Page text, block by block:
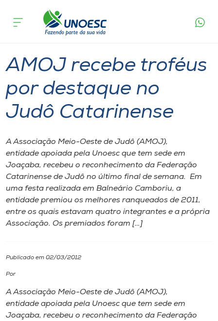
Cursos
Atendimento ao Estudante
Portal de Ensino
A
Internacionalização
Cultura
acontece
AMOJ recebe troféus
por destaque no
Judô Catarinense
A Associação Meio-Oeste de Judô (AMOJ),
entidade apoiada pela Unoesc que tem sede em
Joaçaba, recebeu o reconhecimento da Federação
Catarinense de Judô no último final de semana. Em
uma festa realizada em Balneário Camboriu, a
entidade premiou os melhores ranqueados de 2011,
entre os quais estavam quatro integrantes e a própria
Associação. Os premiados foram […]
Publicado em 02/03/2012
Por
A Associação Meio-Oeste de Judô (AMOJ),
entidade apoiada pela Unoesc que tem sede em
Joaçaba, recebeu o reconhecimento da Federação